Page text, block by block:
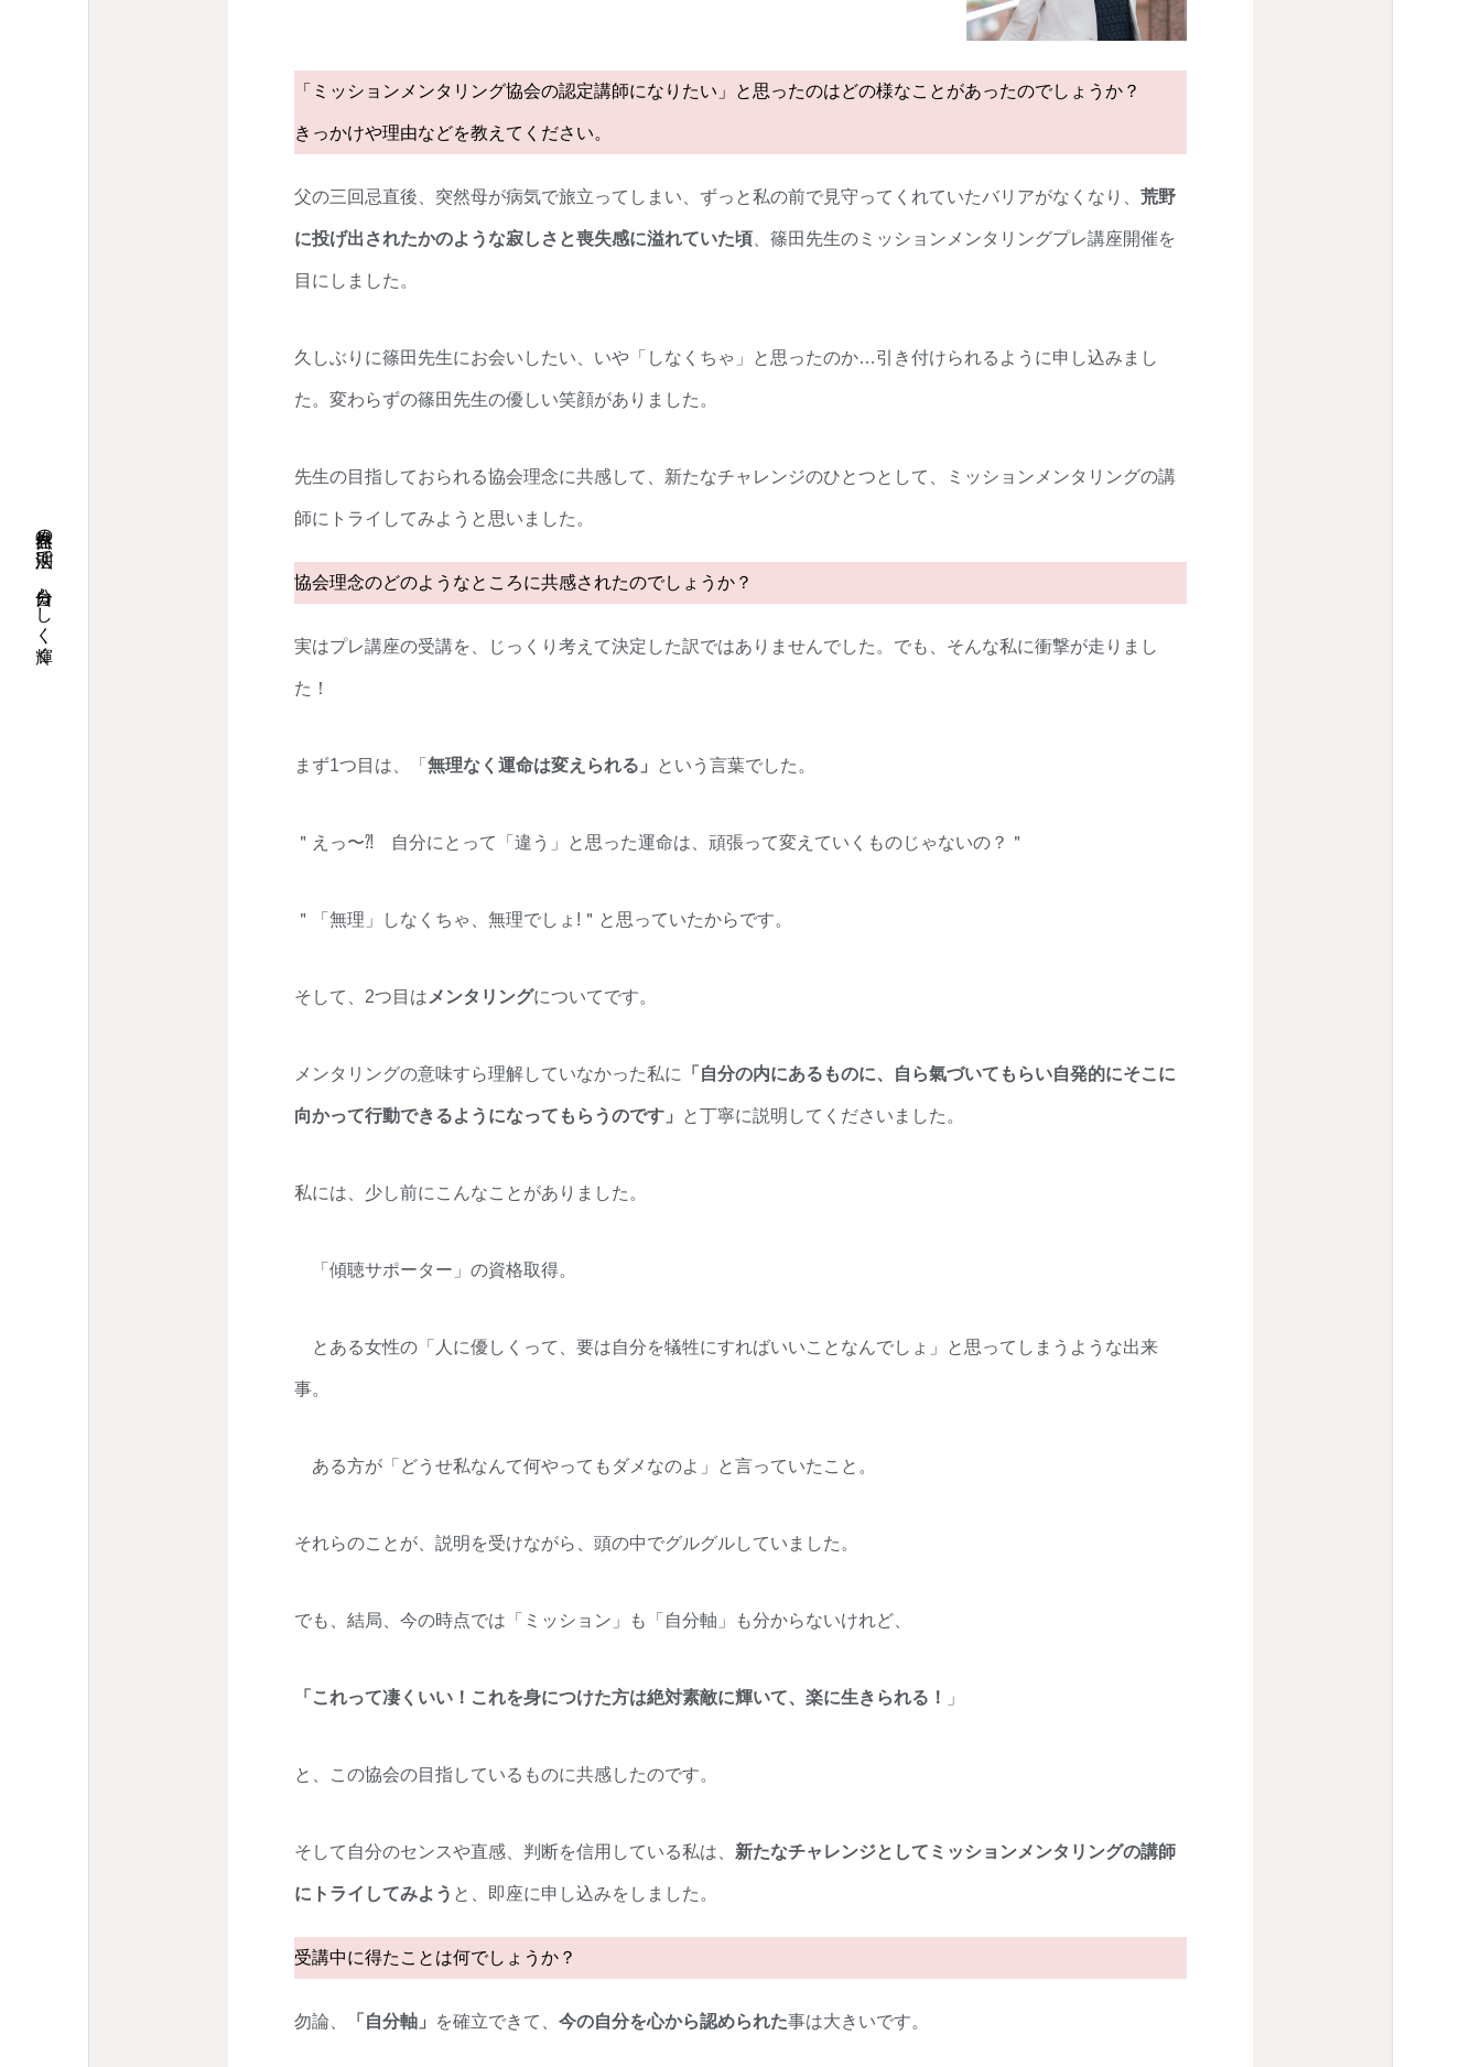
自然界の法則で、自分らしく輝く
「ミッションメンタリング協会の認定講師になりたい」と思ったのはどの様なことがあったのでしょうか？
きっかけや理由などを教えてください。
父の三回忌直後、突然母が病気で旅立ってしまい、ずっと私の前で見守ってくれていたバリアがなくなり、 荒野
に投げ出されたかのような寂しさと喪失感に溢れていた頃 、篠田先生のミッションメンタリングプレ講座開催を
目にしました。
久しぶりに篠田先生にお会いしたい、いや「しなくちゃ」と思ったのか…引き付けられるように申し込みまし
た。変わらずの篠田先生の優しい笑顔がありました。
先生の目指しておられる協会理念に共感して、新たなチャレンジのひとつとして、ミッションメンタリングの講
師にトライしてみようと思いました。
協会理念のどのようなところに共感されたのでしょうか？
実はプレ講座の受講を、じっくり考えて決定した訳ではありませんでした。でも、そんな私に衝撃が走りまし
た！
まず1つ目は、「 無理なく運命は変えられる」 という言葉でした。
＂えっ〜⁈ 自分にとって「違う」と思った運命は、頑張って変えていくものじゃないの？＂
＂「無理」しなくちゃ、無理でしょ!＂と思っていたからです。
そして、2つ目は メンタリングについてです。
メンタリングの意味すら理解していなかった私に 「自分の内にあるものに、自ら氣づいてもらい自発的にそこに
向かって行動できるようになってもらうのです」 と丁寧に説明してくださいました。
私には、少し前にこんなことがありました。
「傾聴サポーター」の資格取得。
とある女性の「人に優しくって、要は自分を犠牲にすればいいことなんでしょ」と思ってしまうような出来
事。
ある方が「どうせ私なんて何やってもダメなのよ」と言っていたこと。
それらのことが、説明を受けながら、頭の中でグルグルしていました。
でも、結局、今の時点では「ミッション」も「自分軸」も分からないけれど、
「これって凄くいい！これを身につけた方は絶対素敵に輝いて、楽に生きられる！ 」
と、この協会の目指しているものに共感したのです。
そして自分のセンスや直感、判断を信用している私は、 新たなチャレンジとしてミッションメンタリングの講師
にトライしてみよう と、即座に申し込みをしました。
受講中に得たことは何でしょうか？
勿論、 「自分軸」 を確立できて、 今の自分を心から認められた事は大きいです。